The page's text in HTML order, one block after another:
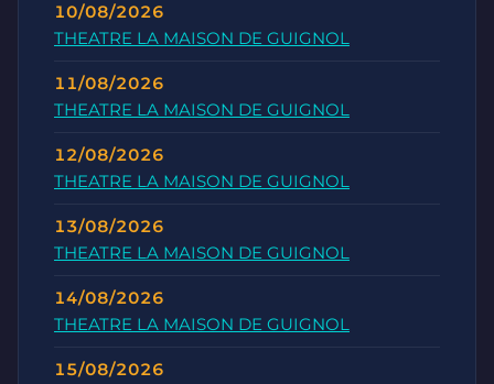
10/08/2026
THEATRE LA MAISON DE GUIGNOL
11/08/2026
THEATRE LA MAISON DE GUIGNOL
12/08/2026
THEATRE LA MAISON DE GUIGNOL
13/08/2026
THEATRE LA MAISON DE GUIGNOL
14/08/2026
THEATRE LA MAISON DE GUIGNOL
15/08/2026